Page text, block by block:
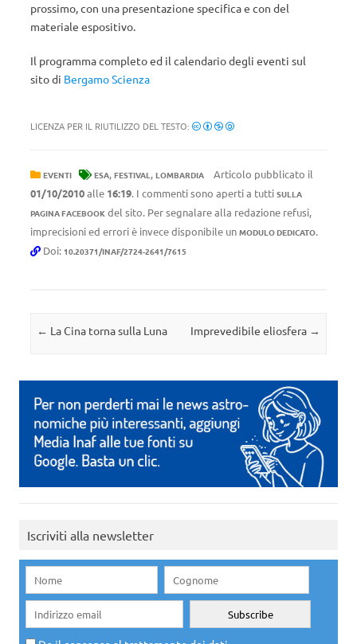
prossimo, con una presentazione specifica e con del
materiale espositivo.
Il programma completo ed il calendario degli eventi sul
sito di Bergamo Scienza
LICENZA PER IL RIUTILIZZO DEL TESTO:
EVENTI ESA, FESTIVAL, LOMBARDIA
Articolo pubblicato il
01/10/2010alle 16:19. I commenti sono aperti a tutti SULLA
PAGINA FACEBOOK del sito. Per segnalare alla redazione refusi,
imprecisioni ed errori è invece disponibile un MODULO DEDICATO.
Doi: 10.20371/INAF/2724-2641/7615
Navigazione articolo
← La Cina torna sulla Luna Imprevedibile eliosfera →
Iscriviti alla newsletter